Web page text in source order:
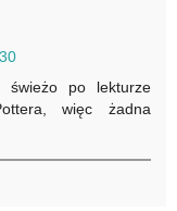
świeżo po lekturze
więc żadna